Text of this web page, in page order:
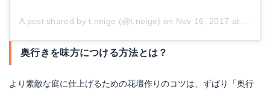
A post shared by t.neige (@t.neige) on Nov 16, 2017 at 3:00pm PST
奥行きを味方につける方法とは？
より素敵な庭に仕上げるための花壇作りのコツは、ずばり「奥行